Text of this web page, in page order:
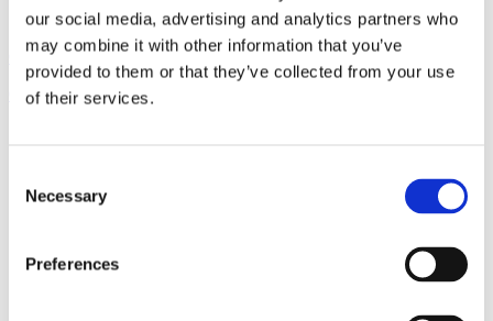
our social media, advertising and analytics partners who
may combine it with other information that you’ve
provided to them or that they’ve collected from your use
of their services.
Selection
Necessary
Preferences
CAPPA A PARETE VETRO CURVO
OCWCHV67ICCFCE